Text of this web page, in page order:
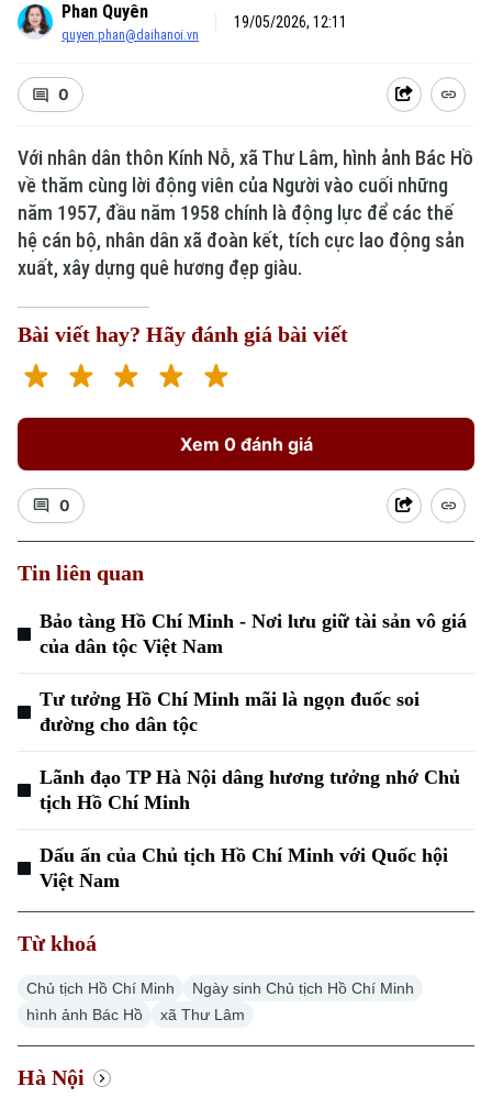
Phan Quyên
quyen.phan@daihanoi.vn
19/05/2026, 12:11
0
Với nhân dân thôn Kính Nỗ, xã Thư Lâm, hình ảnh Bác Hồ
về thăm cùng lời động viên của Người vào cuối những
năm 1957, đầu năm 1958 chính là động lực để các thế
hệ cán bộ, nhân dân xã đoàn kết, tích cực lao động sản
xuất, xây dựng quê hương đẹp giàu.
Bài viết hay? Hãy đánh giá bài viết
Xem 0 đánh giá
0
Tin liên quan
Bảo tàng Hồ Chí Minh - Nơi lưu giữ tài sản vô giá
của dân tộc Việt Nam
Tư tưởng Hồ Chí Minh mãi là ngọn đuốc soi
đường cho dân tộc
Lãnh đạo TP Hà Nội dâng hương tưởng nhớ Chủ
tịch Hồ Chí Minh
Dấu ấn của Chủ tịch Hồ Chí Minh với Quốc hội
Việt Nam
Từ khoá
Chủ tịch Hồ Chí Minh
Ngày sinh Chủ tịch Hồ Chí Minh
hình ảnh Bác Hồ
xã Thư Lâm
Hà Nội